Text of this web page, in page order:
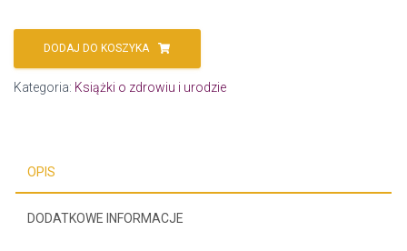
DODAJ DO KOSZYKA
Kategoria: Książki o zdrowiu i urodzie
OPIS
DODATKOWE INFORMACJE